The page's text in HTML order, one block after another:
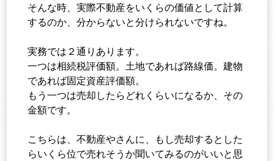
そんな時、実際不動産をいくらの価値として計算
するのか、分からないと分けられないですね。
実務では２通りあります。
一つは相続税評価額。土地であれば路線価。建物
であれば固定資産評価額。
もう一つは売却したらどれくらいになるか、その
金額です。
こちらは、不動産やさんに、もし売却するとした
らいくら位で売れそうか聞いてみるのがいいと思